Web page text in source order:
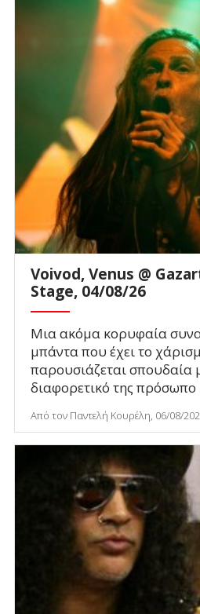
Voivod, Venus @
Stage, 04/08/26
Μια ακόμα κορυφαία
μπάντα που έχει το
παρουσιάζεται σπουδαία
διαφορετικό της πρόσωπο
Από τον Παντελή Κουρέλη, 06/08/